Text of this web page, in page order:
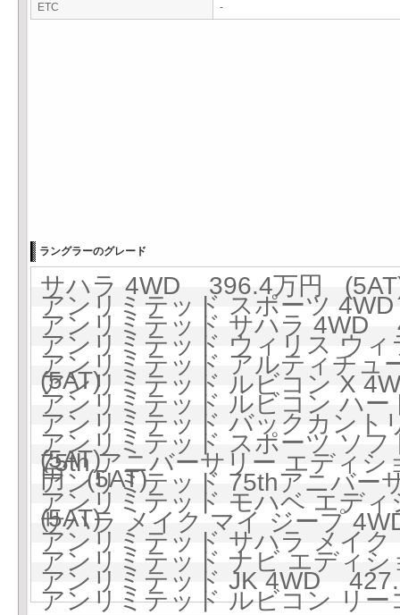
ETC -
ラングラーのグレード
サハラ 4WD 396.4万円
アンリミテッド スポーツ
アンリミテッド サハラ 4WD
アンリミテッド ウィリス ウ
(5AT)
アンリミテッド アルティチ
アンリミテッド ルビコン X
アンリミテッド ルビコン ハ
アンリミテッド バックカン
(5AT)
アンリミテッド スポーツ ソ
円 (5AT)
75th アニバーサリー エディ
アンリミテッド 75thアニバ
(5AT)
アンリミテッド モハベ エデ
サハラ メイク マイ ジープ
アンリミテッド サハラ メイ
アンリミテッド ナビ エディ
アンリミテッド JK 4WD
アンリミテッド ルビコン リ